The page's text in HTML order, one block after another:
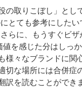
の取りこぼし」と
とても参考にした
らに、もうすぐビ
を感じた分はしっ
様々なブランドに
切な場所には合併
訳を読むことがで